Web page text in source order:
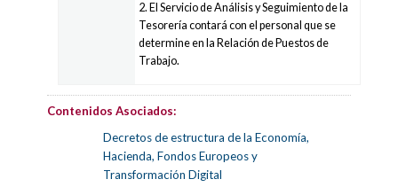
2. El Servicio de Análisis y Seguimiento de la
Tesorería contará con el personal que se
determine en la Relación de Puestos de
Trabajo.
Contenidos Asociados:
Decretos de estructura de la Economía,
Hacienda, Fondos Europeos y
Transformación Digital